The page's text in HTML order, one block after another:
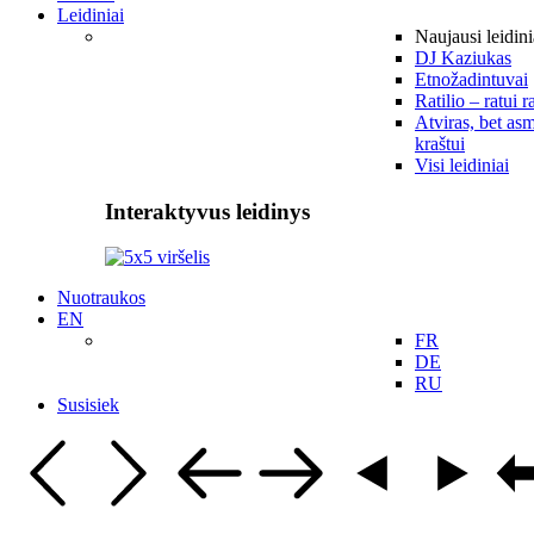
Leidiniai
Naujausi
DJ Kaziukas
Etnožadintuvai
Ratilio – ratui
Atviras, bet
kraštui
Visi leidiniai
Interaktyvus leidinys
Nuotraukos
EN
FR
DE
RU
Susisiek